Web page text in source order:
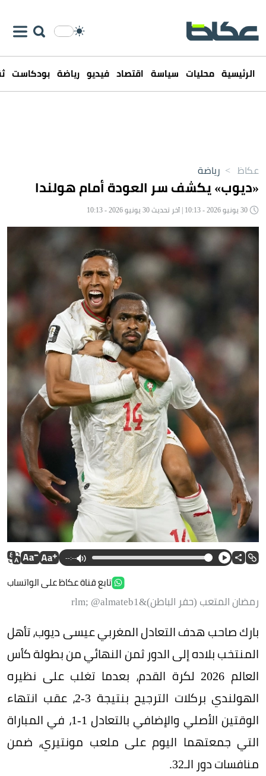
الرئيسية محليات سياسة اقتصاد فيديو رياضة بودكاست
عكاظ > رياضة
«ديوب» يكشف سر العودة أمام هولندا
--:--
تابع قناة عكاظ على الواتساب
رمضان المتعب (حفر الباطن)&rlm; @almateb1
بارك صاحب هدف التعادل المغربي عيسى ديوب، تأهل
المنتخب بلاده إلى الدور ثمن النهائي من بطولة كأس
العالم 2026 لكرة القدم، بعدما تغلب على نظيره
الهولندي بركلات الترجيح بنتيجة 3-2، عقب انتهاء
الوقتين الأصلي والإضافي بالتعادل 1-1، في المباراة
التي جمعتهما اليوم على ملعب مونتيري، ضمن
منافسات دور الـ32.